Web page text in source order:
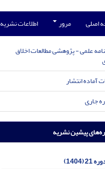
اصلی مرور اطلاعات نشریه
آماده انتشار
جاری
پیشین نشریه
21 (1404)